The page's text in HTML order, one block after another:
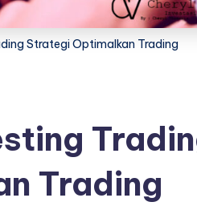
Strategi Optimalkan Trading
Trading